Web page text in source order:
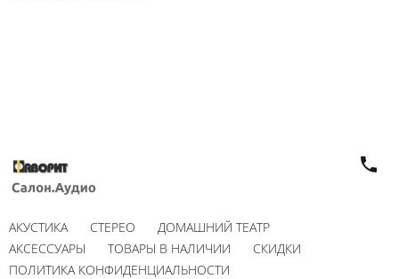
АКУСТИКА СТЕРЕО
ДОМАШНИЙ ТЕАТР
АКСЕССУАРЫ
ТОВАРЫ В НАЛИЧИИ
СКИДКИ
ПОЛИТИКА КОНФИДЕНЦИАЛЬНОСТИ